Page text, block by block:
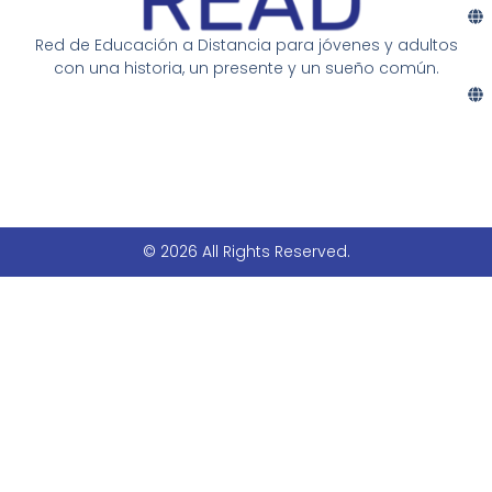
Red de Educación a Distancia para jóvenes y adultos
con una historia, un presente y un sueño común.
© 2026 All Rights Reserved.